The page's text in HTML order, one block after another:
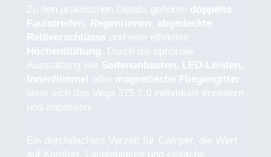
Zu den praktischen Details gehören doppelte
Faulstreifen, Regenrinnen, abgedeckte
Reißverschlüsse und eine effektive
Hochentlüftung. Durch die optionale
Ausstattung wie Seitenanbauten, LED-Leisten,
Innenhimmel oder magnetische Fliegengitter
lässt sich das Vega 375 2.0 individuell erweitern
und anpassen.
Ein durchdachtes Vorzelt für Camper, die Wert
auf Komfort, Langlebigkeit und einfache